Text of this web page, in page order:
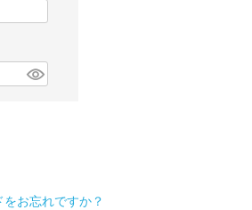
お忘れですか？